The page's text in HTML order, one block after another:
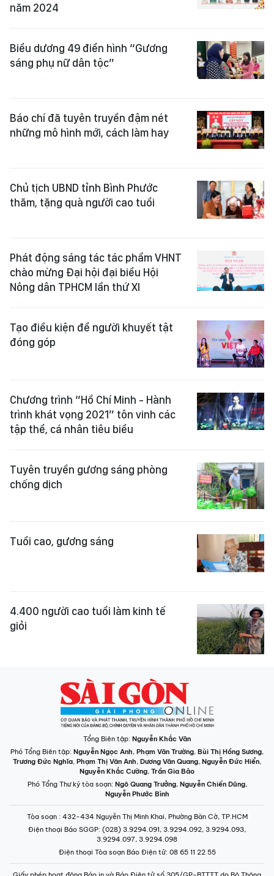
năm 2024
Biểu dương 49 điển hình “Gương
sáng phụ nữ dân tộc”
Báo chí đã tuyên truyền đậm nét
những mô hình mới, cách làm hay
Chủ tịch UBND tỉnh Bình Phước
thăm, tặng quà người cao tuổi
Phát động sáng tác tác phẩm VHNT
chào mừng Đại hội đại biểu Hội
Nông dân TPHCM lần thứ XI
Tạo điều kiện để người khuyết tật
đóng góp
Chương trình “Hồ Chí Minh - Hành
trình khát vọng 2021” tôn vinh các
tập thể, cá nhân tiêu biểu
Tuyên truyền gương sáng phòng
chống dịch
Tuổi cao, gương sáng
4.400 người cao tuổi làm kinh tế
giỏi
Tổng Biên tập: Nguyễn Khắc Văn
Phó Tổng Biên tập: Nguyễn Ngọc Anh, Phạm Văn Trường, Bùi Thị Hồng Sương,
Trương Đức Nghĩa, Phạm Thị Vân Anh, Dương Văn Quang, Nguyễn Đức Hiển,
Nguyễn Khắc Cường, Trần Gia Bảo
Phó Tổng Thư ký tòa soạn: Ngô Quang Trưởng, Nguyễn Chiến Dũng,
Nguyễn Phước Bình
Tòa soạn : 432-434 Nguyễn Thị Minh Khai, Phường Bàn Cờ, TP.HCM
Điện thoại Báo SGGP: (028) 3.9294.091, 3.9294.092, 3.9294.093,
3.9294.097, 3.9294.098
Điện thoại Tòa soạn Báo Điện tử: 08 65 11 22 55